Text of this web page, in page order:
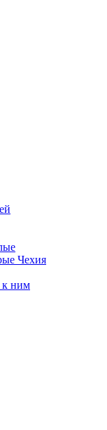
Чехия
к ним